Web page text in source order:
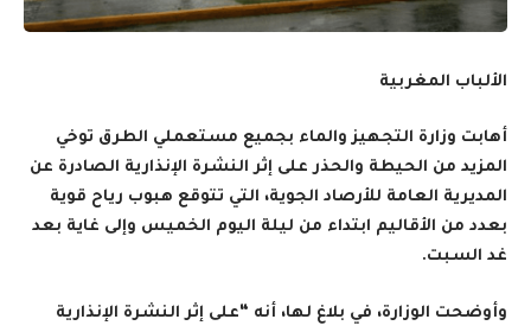
الألباب المغربية
أهابت وزارة التجهيز والماء بجميع مستعملي الطرق توخي
المزيد من الحيطة والحذر على إثر النشرة الإنذارية الصادرة عن
المديرية العامة للأرصاد الجوية، التي تتوقع هبوب رياح قوية
بعدد من الأقاليم ابتداء من ليلة اليوم الخميس وإلى غاية بعد
غد السبت.
وأوضحت الوزارة، في بلاغ لها، أنه “على إثر النشرة الإنذارية